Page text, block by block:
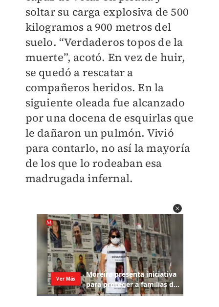
soltar su carga explosiva de 500
kilogramos a 900 metros del
suelo. “Verdaderos topos de la
muerte”, acotó. En vez de huir,
se quedó a rescatar a
compañeros heridos. En la
siguiente oleada fue alcanzado
por una docena de esquirlas que
le dañaron un pulmón. Vivió
para contarlo, no así la mayoría
de los que lo rodeaban esa
madrugada infernal.